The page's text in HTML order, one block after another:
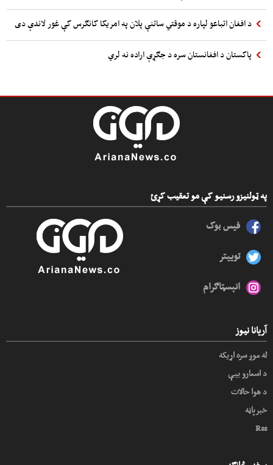
د افغان اتباعو لپاره د موقتي ساتنې پلان په امریکا کانګرس کې غور لاندې دی
پاکستان د افغانستان سره د جګړې اراده نه لري
په ټولنیزو رسنیو کې مو تعقیب کړئ
فیس بوک
توییتر
انېسټاګرام
آریانا نیوز
له موږ سره اړیکه
د اسعارو بیې
د هوا حالات
خبرپاڼه
Rss